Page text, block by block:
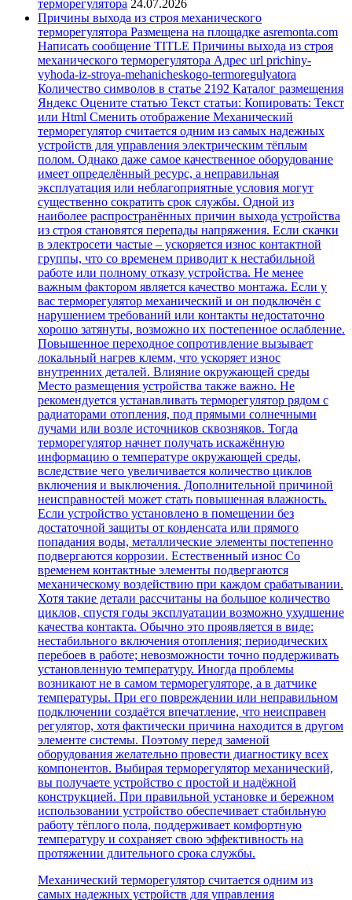
терморегулятора 24.07.2026
Причины выхода из строя механического
терморегулятора Размещена на площадке asremonta.com
Написать сообщение TITLE Причины выхода из строя
механического терморегулятора Адрес url prichiny-
vyhoda-iz-stroya-mehanicheskogo-termoregulyatora
Количество символов в статье 2192 Каталог размещения
Яндекс Оцените статью Текст статьи: Копировать: Текст
или Html Cменить отображение Механический
терморегулятор считается одним из самых надежных
устройств для управления электрическим тёплым
полом. Однако даже самое качественное оборудование
имеет определённый ресурс, а неправильная
эксплуатация или неблагоприятные условия могут
существенно сократить срок службы. Одной из
наиболее распространённых причин выхода устройства
из строя становятся перепады напряжения. Если скачки
в электросети частые – ускоряется износ контактной
группы, что со временем приводит к нестабильной
работе или полному отказу устройства. Не менее
важным фактором является качество монтажа. Если у
вас терморегулятор механический и он подключён с
нарушением требований или контакты недостаточно
хорошо затянуты, возможно их постепенное ослабление.
Повышенное переходное сопротивление вызывает
локальный нагрев клемм, что ускоряет износ
внутренних деталей. Влияние окружающей среды
Место размещения устройства также важно. Не
рекомендуется устанавливать терморегулятор рядом с
радиаторами отопления, под прямыми солнечными
лучами или возле источников сквозняков. Тогда
терморегулятор начнет получать искажённую
информацию о температуре окружающей среды,
вследствие чего увеличивается количество циклов
включения и выключения. Дополнительной причиной
неисправностей может стать повышенная влажность.
Если устройство установлено в помещении без
достаточной защиты от конденсата или прямого
попадания воды, металлические элементы постепенно
подвергаются коррозии. Естественный износ Со
временем контактные элементы подвергаются
механическому воздействию при каждом срабатывании.
Хотя такие детали рассчитаны на большое количество
циклов, спустя годы эксплуатации возможно ухудшение
качества контакта. Обычно это проявляется в виде:
нестабильного включения отопления; периодических
перебоев в работе; невозможности точно поддерживать
установленную температуру. Иногда проблемы
возникают не в самом терморегуляторе, а в датчике
температуры. При его повреждении или неправильном
подключении создаётся впечатление, что неисправен
регулятор, хотя фактически причина находится в другом
элементе системы. Поэтому перед заменой
оборудования желательно провести диагностику всех
компонентов. Выбирая терморегулятор механический,
вы получаете устройство с простой и надёжной
конструкцией. При правильной установке и бережном
использовании устройство обеспечивает стабильную
работу тёплого пола, поддерживает комфортную
температуру и сохраняет свою эффективность на
протяжении длительного срока службы.
Механический терморегулятор считается одним из
самых надежных устройств для управления